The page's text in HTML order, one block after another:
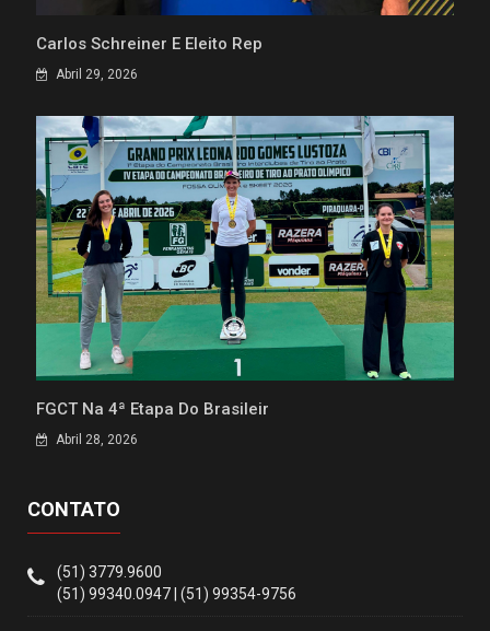
Carlos Schreiner É Eleito Rep
Abril 29, 2026
FGCT Na 4ª Etapa Do Brasileir
Abril 28, 2026
CONTATO
(51) 3779.9600
(51) 99340.0947 | (51) 99354-9756